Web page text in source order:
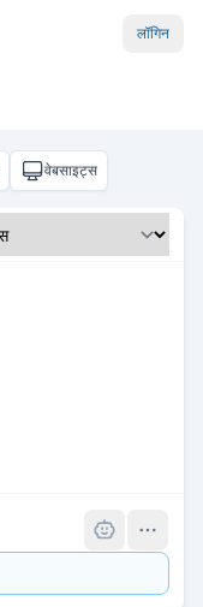
लॉगिन
वेबसाइट्स